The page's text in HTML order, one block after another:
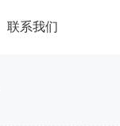
联系我们